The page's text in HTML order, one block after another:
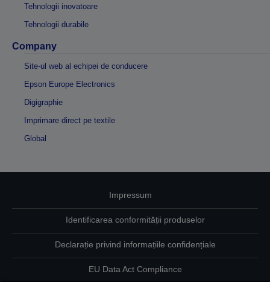
Tehnologii inovatoare
Tehnologii durabile
Company
Site-ul web al echipei de conducere
Epson Europe Electronics
Digigraphie
Imprimare direct pe textile
Global
Impressum
Identificarea conformității produselor
Declarație privind informațiile confidențiale
EU Data Act Compliance